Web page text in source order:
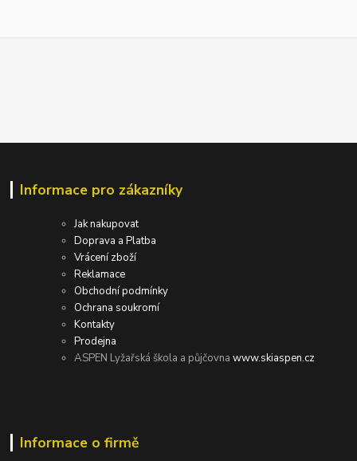
Informace pro zákazníky
Jak nakupovat
Doprava a Platba
Vrácení zboží
Reklamace
Obchodní podmínky
Ochrana soukromí
Kontakty
Prodejna
ASPEN Lyžařská škola a půjčovnawww.skiaspen.cz
Informace o firmě